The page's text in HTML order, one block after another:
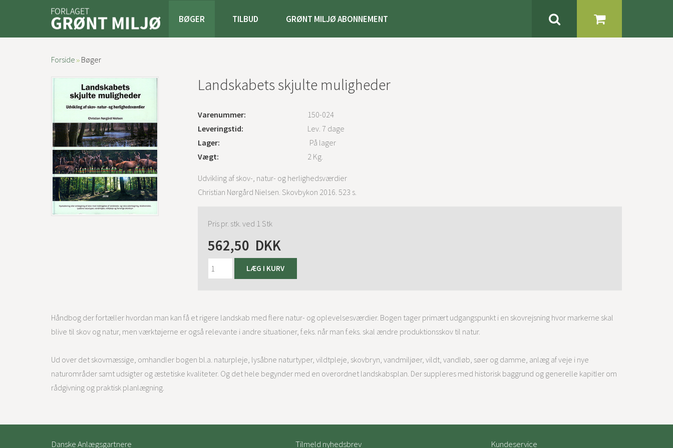
BØGER TILBUD GRØNT MILJØ ABONNEMENT
Forside Bøger
Landskabets skjulte muligheder
Varenummer:
150-024
Leveringstid:
Lev. 7 dage
Lager:
På lager
Vægt:
2 Kg.
Udvikling af skov-, natur- og herlighedsværdier
Christian Nørgård Nielsen. Skovbykon 2016. 523 s.
Pris pr. stk. ved 1 Stk
562,50 DKK
Håndbog der fortæller hvordan man kan få et rigere landskab med flere natur- og oplevelsesværdier. Bogen tager primært udgangspunkt i en skovrejsning hvor markerne skal
blive til skov og natur, men værktøjerne er også relevante i andre situationer, f.eks. når man f.eks. skal ændre produktionsskov til natur.
Ud over det skovmæssige, omhandler bogen bl.a. naturpleje, lysåbne naturtyper, vildtpleje, skovbryn, vandmiljøer, vildt, vandløb, søer og damme, anlæg af veje i nye
naturområder samt udsigter og æstetiske kvaliteter. Og det hele begynder med en overordnet landskabsplan. Der suppleres med historisk baggrund og generelle kapitler om
rådgivning og praktisk planlægning.
Danske Anlægsgartnere Tilmeld nyhedsbrev Kundeservice